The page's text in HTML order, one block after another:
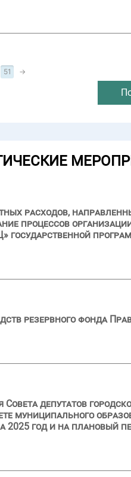
51 →
расходов,
процессов
государственной
резервного фонда
депутатов
муниципального
год и на плановый